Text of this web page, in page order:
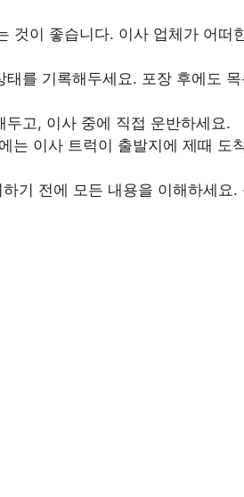
것이 좋습니다. 이사 업체가 어떠
를 기록해두세요. 포장 후에도
고, 이사 중에 직접 운반하세요.
는 이사 트럭이 출발지에 제때 도
기 전에 모든 내용을 이해하세요.